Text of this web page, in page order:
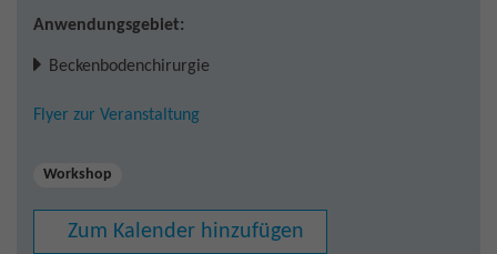
Anwendungsgebiet:
Beckenbodenchirurgie
Flyer zur Veranstaltung
Workshop
Zum Kalender hinzufügen